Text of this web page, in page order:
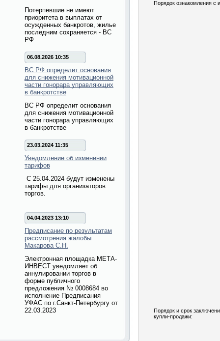
Потерпевшие не имеют
приоритета в выплатах от
осужденных банкротов, жилье
последним сохраняется - ВС
РФ
06.08.2026 10:35
ВС РФ определит основания
для снижения мотивационной
части гонорара управляющих
в банкротстве
ВС РФ определит основания
для снижения мотивационной
части гонорара управляющих
в банкротстве
23.03.2024 11:35
Уведомление об изменении
тарифов
С 25.04.2024 будут изменены
тарифы для организаторов
торгов.
04.04.2023 13:10
Предписание по результатам
рассмотрения жалобы
Макарова С.Н.
Электронная площадка МЕТА-
ИНВЕСТ уведомляет об
аннулировании торгов в
форме публичного
предложения № 0008684 во
исполнение Предписания
УФАС по г.Санкт-Петербургу от
22.03.2023
Порядок ознакомления с
Порядок и срок
купли-продажи: